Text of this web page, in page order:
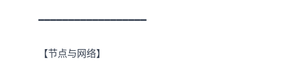
━━━━━━━━━━━━━━━━━━
【节点与网络】